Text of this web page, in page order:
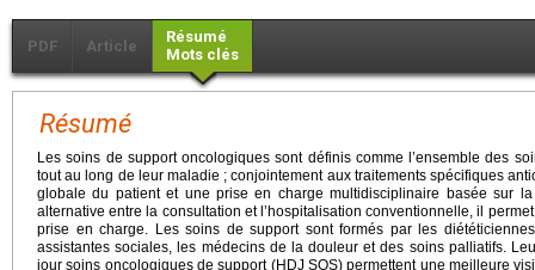
PDF Article
Résumé
Mots clés
Résumé
Les soins de support oncologiques sont définis comme l’ensemble des
tout au long de leur maladie ; conjointement aux traitements spécifiques
globale du patient et une prise en charge multidisciplinaire basée sur
alternative entre la consultation et l’hospitalisation conventionnelle, il
prise en charge. Les soins de support sont formés par les
assistantes sociales, les médecins de la douleur et des soins palliatifs.
jour soins oncologiques de support (HDJ SOS) permettent une meilleure